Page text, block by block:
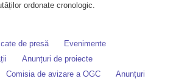
ordonate cronologic.
de presă
Evenimente
Anunțuri de proiecte
Comisia de avizare a OGC
Anunțuri